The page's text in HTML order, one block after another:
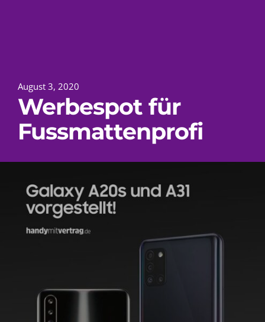
August 3, 2020
Werbespot für
Fussmattenprofi